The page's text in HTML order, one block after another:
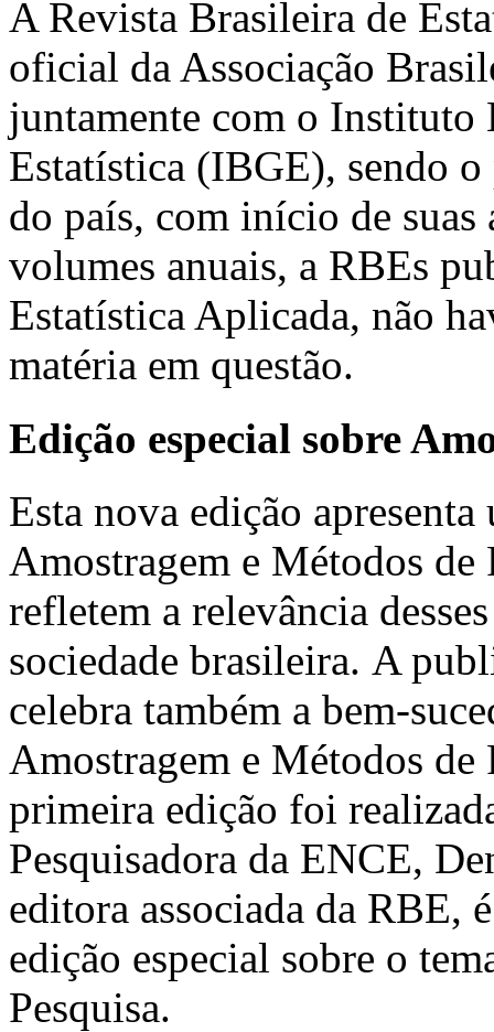
A Revista Brasileira de
oficial da Associação
juntamente com o Instituto
Estatística (IBGE), sendo
do país, com início de
volumes anuais, a RBEs
Estatística Aplicada, não
matéria em questão.
Edição especial sobre
Esta nova edição
Amostragem e Métodos de
refletem a relevância
sociedade brasileira. A
celebra também a bem-
Amostragem e Métodos
primeira edição foi
Pesquisadora da ENCE,
editora associada da RBE,
edição especial sobre o
Pesquisa.